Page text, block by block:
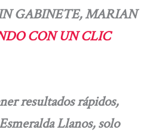
GABINETE, MARIAN
CON UN CLIC
resultados rápidos,
Llanos, solo